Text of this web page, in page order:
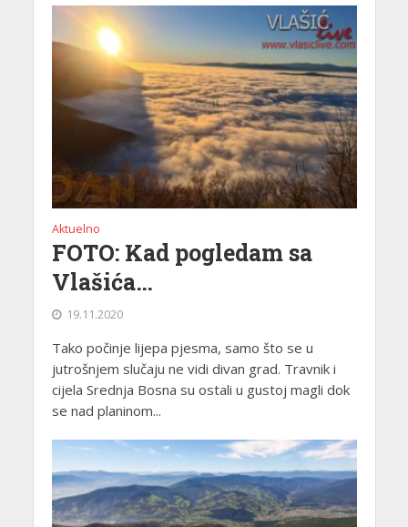
Aktuelno
FOTO: Kad pogledam sa
Vlašića…
19.11.2020
Tako počinje lijepa pjesma, samo što se u
jutrošnjem slučaju ne vidi divan grad. Travnik i
cijela Srednja Bosna su ostali u gustoj magli dok
se nad planinom...